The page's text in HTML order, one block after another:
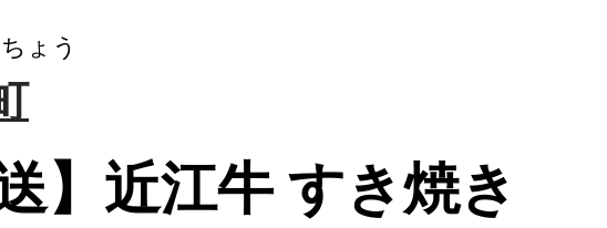
ょう
】近江牛 すき焼き